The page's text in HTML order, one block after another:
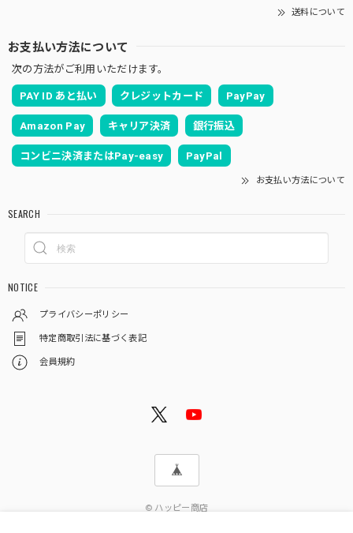
送料について
お支払い方法について
次の方法がご利用いただけます。
PAY ID あと払い クレジットカード PayPay
Amazon Pay キャリア決済 銀行振込
コンビニ決済またはPay-easy PayPal
お支払い方法について
SEARCH
NOTICE
プライバシーポリシー
特定商取引法に基づく表記
会員規約
© ハッピー商店